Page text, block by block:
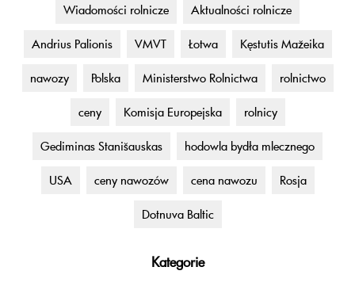
Wiadomości rolnicze Aktualności rolnicze
Andrius Palionis VMVT Łotwa Kęstutis Mažeika
nawozy Polska Ministerstwo Rolnictwa rolnictwo
ceny Komisja Europejska rolnicy
Gediminas Stanišauskas hodowla bydła mlecznego
USA ceny nawozów cena nawozu Rosja
Dotnuva Baltic
Kategorie